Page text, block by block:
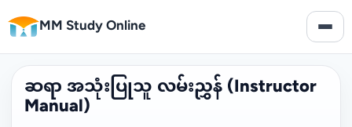
MM Study Online
ဆရာ အသုံးပြုသူ လမ်းညွှန် (Instructor
Manual)